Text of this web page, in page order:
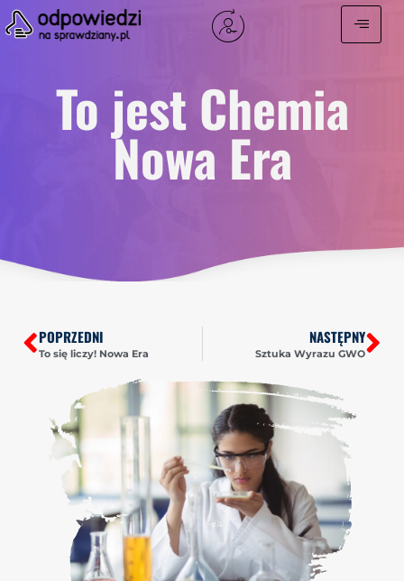
To jest Chemia
Nowa Era
POPRZEDNI
To się liczy! Nowa Era
NASTĘPNY
Sztuka Wyrazu GWO